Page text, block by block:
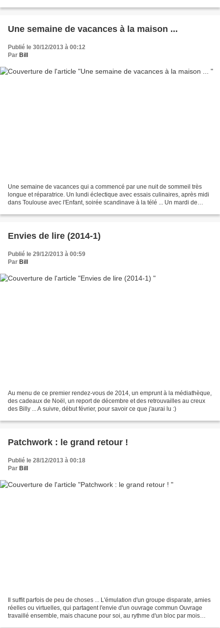
Une semaine de vacances à la maison ...
Publié le 30/12/2013 à 00:12
Par Bill
Une semaine de vacances qui a commencé par une nuit de sommeil très
longue et réparatrice. Un lundi éclectique avec essais culinaires, après midi
dans Toulouse avec l'Enfant, soirée scandinave à la télé ... Un mardi de
Envies de lire (2014-1)
Publié le 29/12/2013 à 00:59
Par Bill
Au menu de ce premier rendez-vous de 2014, un emprunt à la médiathèque,
des cadeaux de Noël, un report de décembre et des retrouvailles au creux
des Billy ... A suivre, début février, pour savoir ce que j'aurai lu :)
Patchwork : le grand retour !
Publié le 28/12/2013 à 00:18
Par Bill
Il suffit parfois de peu de choses ... L'émulation d'un groupe disparate, amies
réelles ou virtuelles, qui partagent l'envie d'un ouvrage commun Ouvrage
travaillé ensemble, mais chacune pour soi, au rythme d'un bloc par mois